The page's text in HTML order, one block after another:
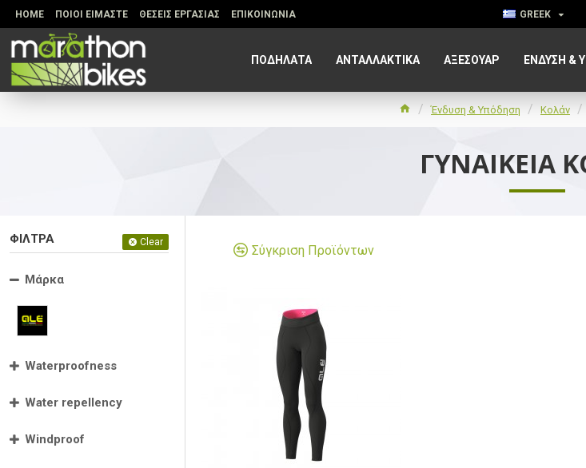
HOME ΠΟΙΟΙ ΕΙΜΑΣΤΕ ΘΕΣΕΙΣ ΕΡΓΑΣΙΑΣ ΕΠΙΚΟΙΝΩΝΙΑ GREEK
ΠΟΔΗΛΑΤΑ ΑΝΤΑΛΛΑΚΤΙΚΑ ΑΞΕΣΟΥΆΡ ΈΝΔΥΣΗ &
Ένδυση & Υπόδηση Κολάν
ΓΥΝΑΙΚΕΊΑ
ΦΙΛΤΡΑ Clear
Μάρκα
Waterproofness
Water repellency
Windproof
Σύγκριση Προϊόντων